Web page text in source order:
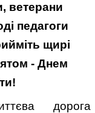
ветерани
педагоги
щирі
- Днем
дорога